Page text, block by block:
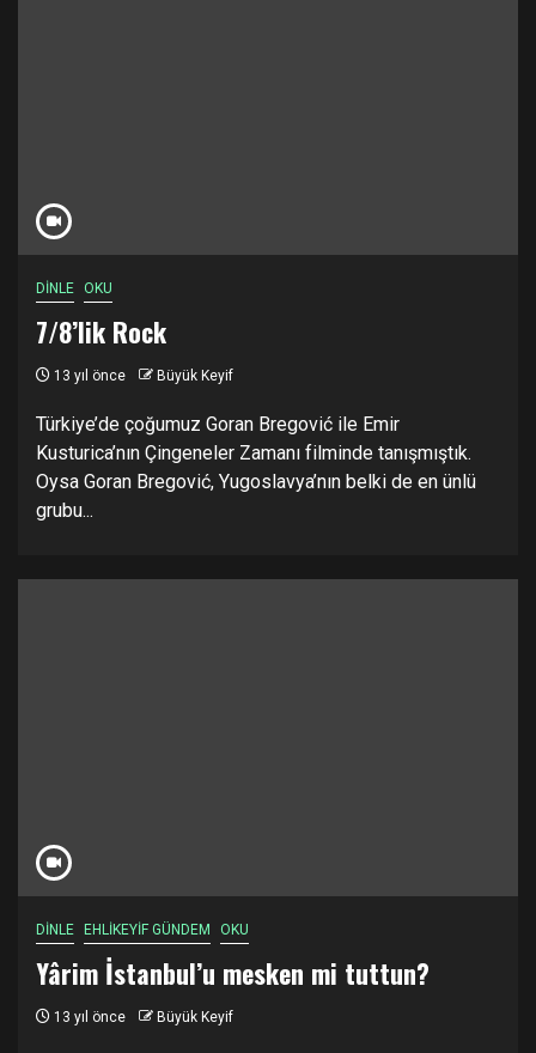
DİNLE OKU
7/8’lik Rock
13 yıl önce Büyük Keyif
Türkiye’de çoğumuz Goran Bregović ile Emir
Kusturica’nın Çingeneler Zamanı filminde tanışmıştık.
Oysa Goran Bregović, Yugoslavya’nın belki de en ünlü
grubu...
DİNLE EHLİKEYİF GÜNDEM OKU
Yârim İstanbul’u mesken mi tuttun?
13 yıl önce Büyük Keyif